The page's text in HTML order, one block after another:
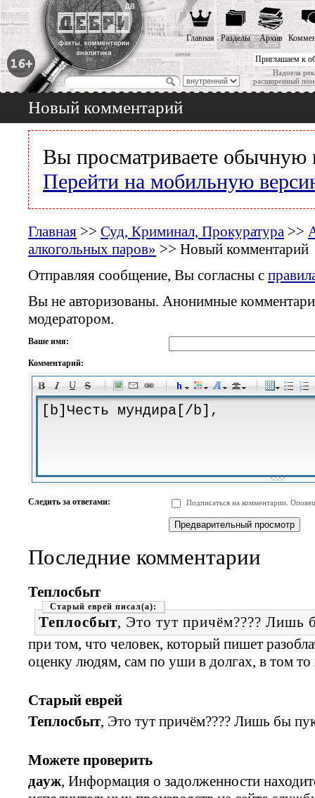
Приглашаем к
Надоела
расширенный
Главная Разделы Архив
Новый комментарий
Вы просматриваете обычную
Перейти на мобильную
Главная >> Суд, Криминал, Прокуратура >>
алкогольных паров» >> Новый комментарий
Отправляя сообщение, Вы согласны с
Вы не авторизованы. Анонимные
модератором.
Ваше имя:
Комментарий:
-
-
-
-
-
-
-
-
-
-
-
-
-
-
-
-
Следить за ответами: Подписаться на комментарии.
Последние комментарии
Теплосбыт
Старый еврей
Теплосбыт, Это тут причём???? Лишь
при том, что человек, который пишет
оценку людям, сам по уши в долгах, в том то
Старый еврей
Теплосбыт, Это тут причём???? Лишь бы
Можете проверить
дауж, Информация о задолженности